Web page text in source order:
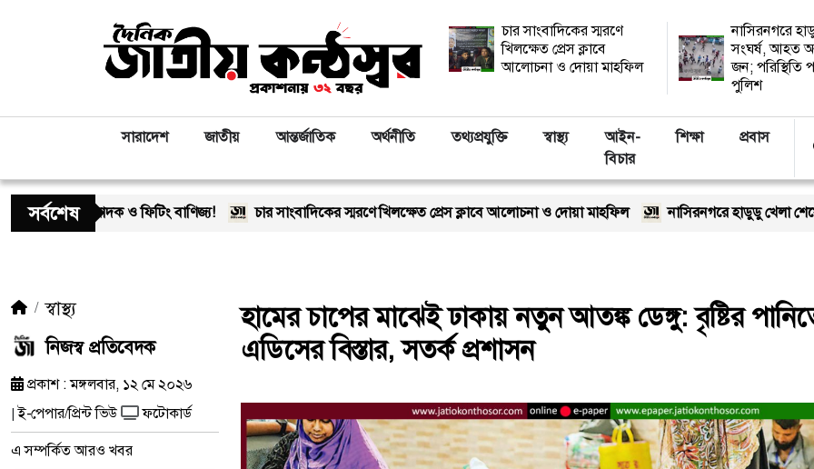
চার সাংবাদিকের স্মরণে
খিলক্ষেত প্রেস ক্লাবে
আলোচনা ও দোয়া মাহফিল
নাসিরনগরে
সংঘর্ষ, আহত
জন; পরিস্থিতি
পুলিশ
সারাদেশ জাতীয় আন্তর্জাতিক অর্থনীতি তথ্যপ্রযুক্তি স্বাস্থ্য
আইন-
বিচার
শিক্ষা প্রবাস
সর্বশেষ
ও ফিটিং বাণিজ্য! চার সাংবাদিকের স্মরণে খিলক্ষেত প্রেস ক্লাবে আলোচনা ও দোয়া মাহফিল নাসিরনগরে হাডুডু খেলা শেষে সংঘর্ষ, আহত
স্বাস্থ্য
নিজস্ব প্রতিবেদক
প্রকাশ : মঙ্গলবার, ১২ মে ২০২৬
| ই-পেপার/প্রিন্ট ভিউ
ফটোকার্ড
এ সম্পর্কিত আরও খবর
হামের চাপের মাঝেই ঢাকায় নতুন আতঙ্ক ডেঙ্গু: বৃষ্টির
এডিসের বিস্তার, সতর্ক প্রশাসন